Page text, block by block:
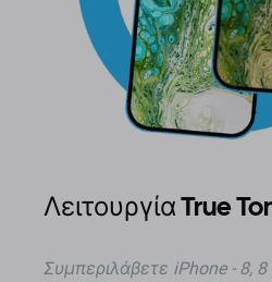
Λειτουργία True
Συμπεριλάβετε iPhone - 8, 8